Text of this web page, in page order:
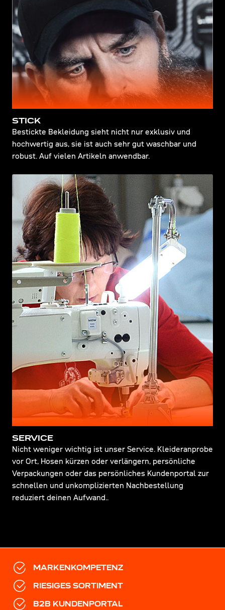
STICK
Bestickte Bekleidung sieht nicht nur exklusiv und
hochwertig aus, sie ist auch sehr gut waschbar und
robust. Auf vielen Artikeln anwendbar.
SERVICE
Nicht weniger wichtig ist unser Service. Kleideranprobe
vor Ort, Hosen kürzen oder verlängern, persönliche
Verpackungen oder das persönliches Kundenportal zur
schnellen und unkomplizierten Nachbestellung
reduziert deinen Aufwand..
MARKENKOMPETENZ
RIESIGES SORTIMENT
B2B KUNDENPORTAL